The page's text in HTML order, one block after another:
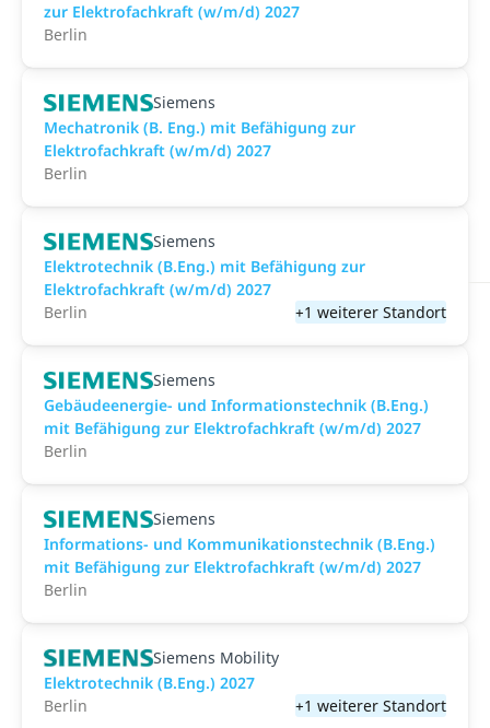
zur Elektrofachkraft (w/m/d) 2027
Berlin
Siemens
Mechatronik (B. Eng.) mit Befähigung zur
Elektrofachkraft (w/m/d) 2027
Berlin
Siemens
Elektrotechnik (B.Eng.) mit Befähigung zur
Elektrofachkraft (w/m/d) 2027
Berlin
+1 weiterer Standort
Siemens
Gebäudeenergie- und Informationstechnik (B.Eng.)
mit Befähigung zur Elektrofachkraft (w/m/d) 2027
Berlin
Siemens
Informations- und Kommunikationstechnik (B.Eng.)
mit Befähigung zur Elektrofachkraft (w/m/d) 2027
Berlin
Siemens Mobility
Elektrotechnik (B.Eng.) 2027
Berlin
+1 weiterer Standort